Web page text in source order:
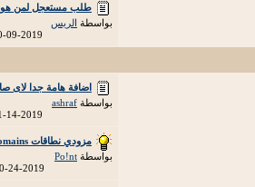
طلب مستعجل لمن
بواسطة الريس
09-2019
اضافة هامة جدا لاى
بواسطة ashraf
14-2019
مزودي نطاقات Domains يقبلون...
بواسطة Po!nt
24-2019